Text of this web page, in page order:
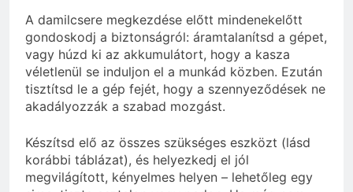
A damilcsere megkezdése előtt mindenekelőtt
gondoskodj a biztonságról: áramtalanítsd a gépet,
vagy húzd ki az akkumulátort, hogy a kasza
véletlenül se induljon el a munkád közben. Ezután
tisztítsd le a gép fejét, hogy a szennyeződések ne
akadályozzák a szabad mozgást.
Készítsd elő az összes szükséges eszközt (lásd
korábbi táblázat), és helyezkedj el jól
megvilágított, kényelmes helyen – lehetőleg egy